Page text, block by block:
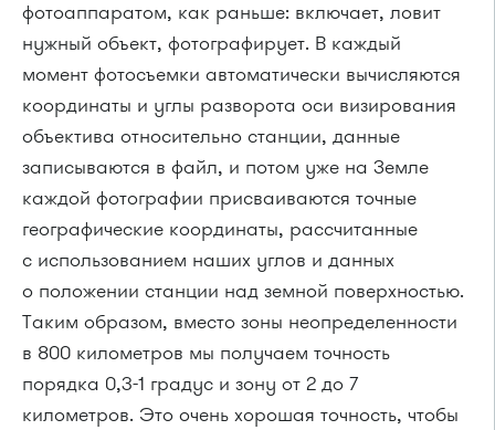
фотоаппаратом, как раньше: включает, ловит
нужный объект, фотографирует. В каждый
момент фотосъемки автоматически вычисляются
координаты и углы разворота оси визирования
объектива относительно станции, данные
записываются в файл, и потом уже на Земле
каждой фотографии присваиваются точные
географические координаты, рассчитанные
с использованием наших углов и данных
о положении станции над земной поверхностью.
Таким образом, вместо зоны неопределенности
в 800 километров мы получаем точность
порядка 0,3-1 градус и зону от 2 до 7
километров. Это очень хорошая точность, чтобы